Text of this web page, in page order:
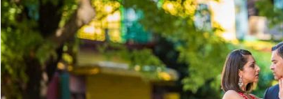
Rekoleta (Recoleta), poznatog po gradskim kućama u
Nacionalnom muzeju lepih umetnosti, u kojem se nalaze
grada je istoimeno groblje Rekoleta, koje ćemo posetiti, i
kojima počiva krem argentinskog društva. U ovom “gradu
pisaca, ratnih heroja i glumaca, a među njima je i grob
prava, nalazi se u neposrednoj blizini groblja. Nakon obilaska,
Plaza de la Independencia
Ciudad Vieja
Palacio Salvo
Mercado del